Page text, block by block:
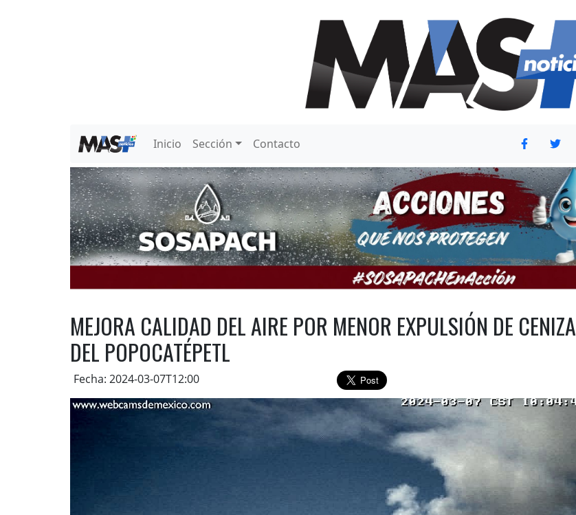
Inicio Sección Contacto
MEJORA CALIDAD DEL AIRE POR MENOR EXPULSIÓN DE CENIZA
DEL POPOCATÉPETL
Fecha: 2024-03-07T12:00